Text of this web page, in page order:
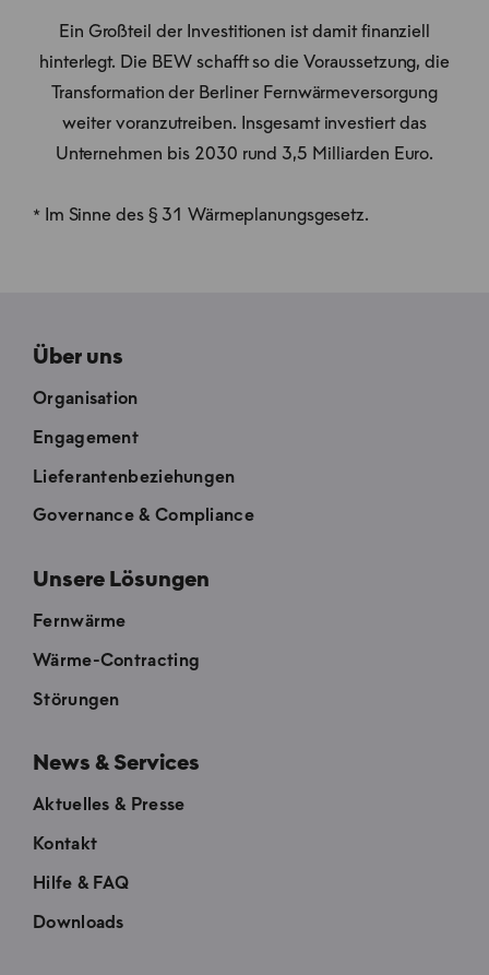
Ein Großteil der Investitionen ist damit finanziell
hinterlegt. Die BEW schafft so die Voraussetzung, die
Transformation der Berliner Fernwärmeversorgung
weiter voranzutreiben. Insgesamt investiert das
Unternehmen bis 2030 rund 3,5 Milliarden Euro.
* Im Sinne des § 31 Wärmeplanungsgesetz.
Über uns
Organisation
Engagement
Lieferantenbeziehungen
Governance & Compliance
Unsere Lösungen
Fernwärme
Wärme-Contracting
Störungen
News & Services
Aktuelles & Presse
Kontakt
Hilfe & FAQ
Downloads